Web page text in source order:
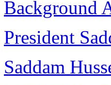
Background
President
Saddam